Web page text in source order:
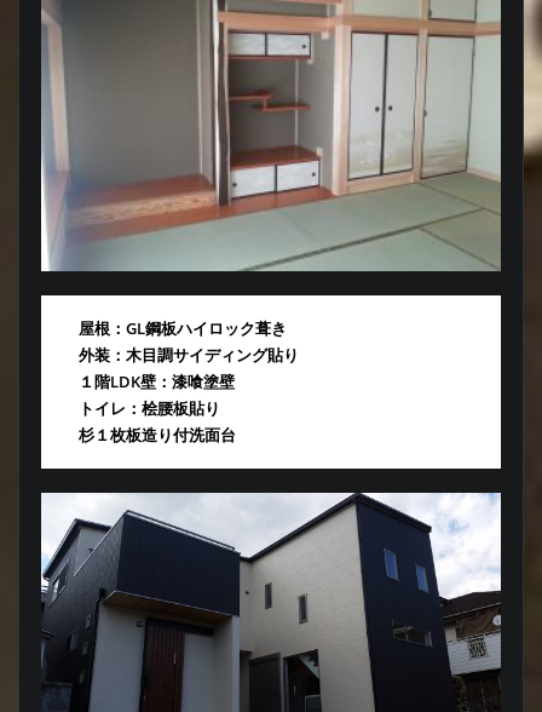
屋根：GL鋼板ハイロック葺き
外装：木目調サイディング貼り
１階LDK壁：漆喰塗壁
トイレ：桧腰板貼り
杉１枚板造り付洗面台